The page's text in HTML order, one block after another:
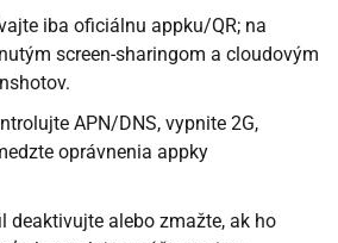
iba oficiálnu appku/QR; na
screen-sharingom a cloudovým
APN/DNS, vypnite 2G,
oprávnenia appky
deaktivujte alebo zmažte, ak ho